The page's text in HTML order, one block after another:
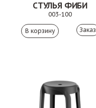
СТУЛЬЯ ФИБИ
003-100
Заказ